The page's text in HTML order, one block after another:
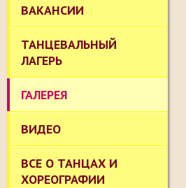
ВАКАНСИИ
ТАНЦЕВАЛЬНЫЙ
ЛАГЕРЬ
ГАЛЕРЕЯ
ВИДЕО
ВСЕ О ТАНЦАХ И
ХОРЕОГРАФИИ